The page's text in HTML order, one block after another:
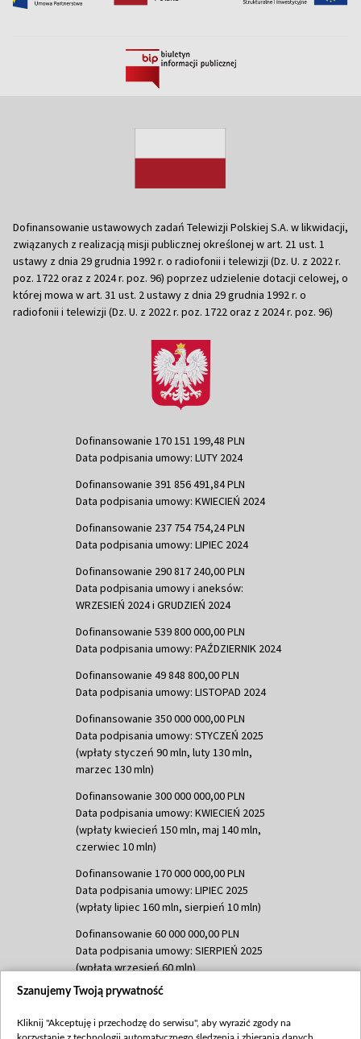
Dofinansowanie ustawowych zadań Telewizji Polskiej S.A. w likwidacji,
związanych z realizacją misji publicznej określonej w art. 21 ust. 1
ustawy z dnia 29 grudnia 1992 r. o radiofonii i telewizji (Dz. U. z 2022 r.
poz. 1722 oraz z 2024 r. poz. 96) poprzez udzielenie dotacji celowej, o
której mowa w art. 31 ust. 2 ustawy z dnia 29 grudnia 1992 r. o
radiofonii i telewizji (Dz. U. z 2022 r. poz. 1722 oraz z 2024 r. poz. 96)
Dofinansowanie 170 151 199,48 PLN
Data podpisania umowy: LUTY 2024
Dofinansowanie 391 856 491,84 PLN
Data podpisania umowy: KWIECIEŃ 2024
Dofinansowanie 237 754 754,24 PLN
Data podpisania umowy: LIPIEC 2024
Dofinansowanie 290 817 240,00 PLN
Data podpisania umowy i aneksów:
WRZESIEŃ 2024 i GRUDZIEŃ 2024
Dofinansowanie 539 800 000,00 PLN
Data podpisania umowy: PAŹDZIERNIK 2024
Dofinansowanie 49 848 800,00 PLN
Data podpisania umowy: LISTOPAD 2024
Dofinansowanie 350 000 000,00 PLN
Data podpisania umowy: STYCZEŃ 2025
(wpłaty styczeń 90 mln, luty 130 mln,
marzec 130 mln)
Dofinansowanie 300 000 000,00 PLN
Data podpisania umowy: KWIECIEŃ 2025
(wpłaty kwiecień 150 mln, maj 140 mln,
czerwiec 10 mln)
Dofinansowanie 170 000 000,00 PLN
Data podpisania umowy: LIPIEC 2025
(wpłaty lipiec 160 mln, sierpień 10 mln)
Dofinansowanie 60 000 000,00 PLN
Data podpisania umowy: SIERPIEŃ 2025
(wpłata wrzesień 60 mln)
Dofinansowanie 635 783 051,21 PLN
(wpłata wrzesień 100 mln, październik 350
Szanujemy Twoją prywatność
Kliknij "Akceptuję i przechodzę do serwisu", aby wyrazić zgody na